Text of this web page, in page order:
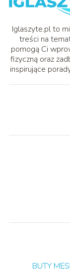
Iglaszyte.pl to
treści na
pomogą Ci
fizyczną oraz
inspirujące
BUTY